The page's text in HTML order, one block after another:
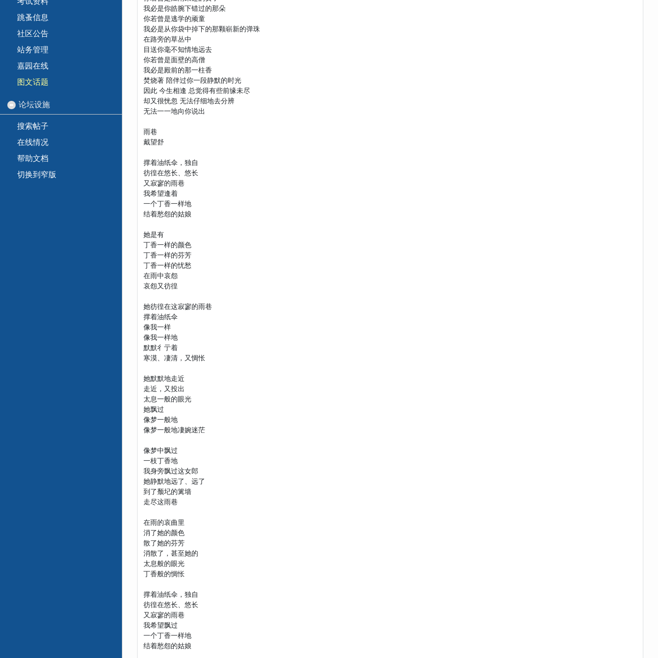
跳蚤信息
社区公告
站务管理
嘉园在线
图文话题
论坛设施
搜索帖子
在线情况
帮助文档
切换到窄版
我必是你皓腕下错过的那朵
你若曾是逃学的顽童
我必是从你袋中掉下的那颗崭新的弹珠
在路旁的草丛中
目送你毫不知情地远去
你若曾是面壁的高僧
我必是殿前的那一柱香
焚烧著 陪伴过你一段静默的时光
因此 今生相逢 总觉得有些前缘未尽
却又很恍忽 无法仔细地去分辨
无法一一地向你说出
雨巷
戴望舒
撑着油纸伞，独自
彷徨在悠长、悠长
又寂寥的雨巷
我希望逢着
一个丁香一样地
结着愁怨的姑娘
她是有
丁香一样的颜色
丁香一样的芬芳
丁香一样的忧愁
在雨中哀怨
哀怨又彷徨
她彷徨在这寂寥的雨巷
撑着油纸伞
像我一样
像我一样地
默默彳亍着
寒漠、凄清，又惆怅
她默默地走近
走近，又投出
太息一般的眼光
她飘过
像梦一般地
像梦一般地凄婉迷茫
像梦中飘过
一枝丁香地
我身旁飘过这女郎
她静默地远了、远了
到了颓圮的篱墙
走尽这雨巷
在雨的哀曲里
消了她的颜色
散了她的芬芳
消散了，甚至她的
太息般的眼光
丁香般的惆怅
撑着油纸伞，独自
彷徨在悠长、悠长
又寂寥的雨巷
我希望飘过
一个丁香一样地
结着愁怨的姑娘